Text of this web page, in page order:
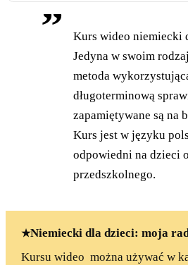
Kurs wideo niemiecki
Jedyna w swoim
metoda
długoterminową
zapamiętywane są na
Kurs jest w języku
odpowiedni na dzieci
przedszkolnego.
Niemiecki dla dzieci: moja
Kursu wideo można używać w